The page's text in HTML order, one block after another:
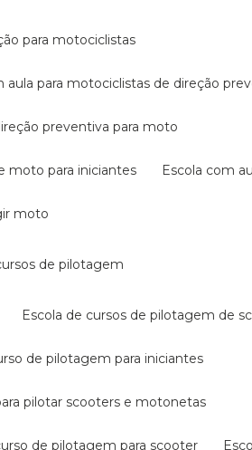
para motociclistas
aula para motociclistas de direção
preventiva para moto
moto para iniciantes escola com
moto
de pilotagem
escola de cursos de pilotagem de
de pilotagem para iniciantes
pilotar scooters e motonetas
de pilotagem para scooter